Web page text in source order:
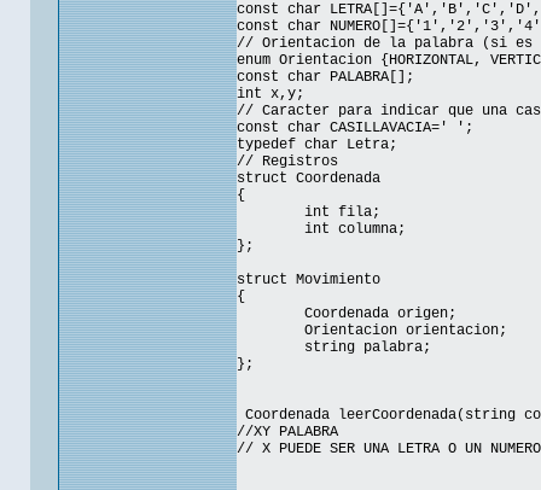
const char
const char
// Orientacion de la palabra (si
enum Orientacion {HORIZONTAL,
const char PALABRA[];
int x,y;
// Caracter para indicar que una
const char CASILLAVACIA=' ';
typedef char Letra;
// Registros
struct Coordenada
{
int fila;
int columna;
};
struct Movimiento
{
Coordenada origen;
Orientacion orientacion;
string palabra;
};
Coordenada leerCoordenada(string
//XY PALABRA
// X PUEDE SER UNA LETRA O UN